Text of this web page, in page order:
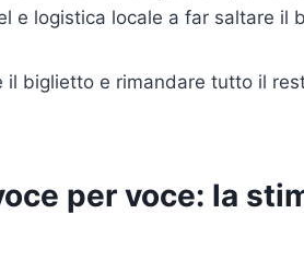
e logistica locale a far saltare il
il biglietto e rimandare tutto il
per voce: la